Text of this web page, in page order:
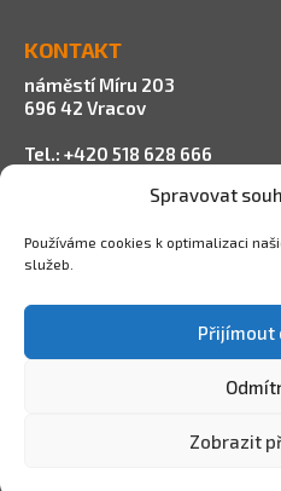
Spravovat
Používáme cookies k optimalizaci
služeb.
Přijímout
Zobrazit
KONTAKT
náměstí Míru 203
696 42 Vracov
Tel.: +420 518 628 666
12:00 – 16:00
So – Ne zavřeno